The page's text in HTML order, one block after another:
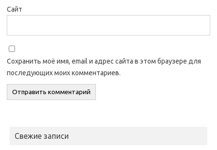
Сайт
Сохранить моё имя, email и адрес сайта в этом браузере для
последующих моих комментариев.
Свежие записи